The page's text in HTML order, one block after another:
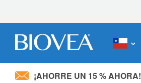
¡AHORRE UN 15 % AHORA!